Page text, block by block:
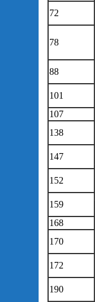
72
78
88
101
107
138
147
152
159
168
170
172
190